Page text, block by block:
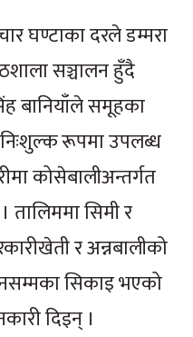
घण्टाका दरले डम्मरा
सञ्चालन हुँदै
बानियाँले समूहका
रूपमा उपलब्ध
कोसेबालीअन्तर्गत
तालिममा सिमी र
र अन्नबालीको
सिकाइ भएको
दिइन् ।